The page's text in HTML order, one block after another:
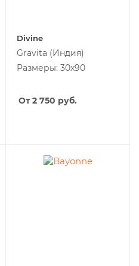
Divine
Gravita (Индия)
Размеры: 30х90
От 2 750 руб.